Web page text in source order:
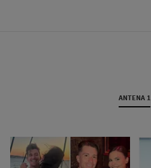
ANTENA 1